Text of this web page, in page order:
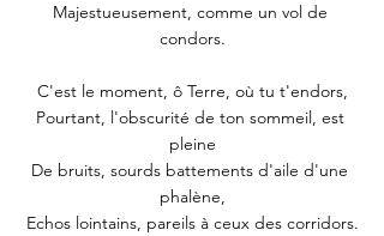
Majestueusement, comme un vol de
condors.
C'est le moment, ô Terre, où tu t'endors,
Pourtant, l'obscurité de ton sommeil, est
pleine
De bruits, sourds battements d'aile d'une
phalène,
Echos lointains, pareils à ceux des corridors.